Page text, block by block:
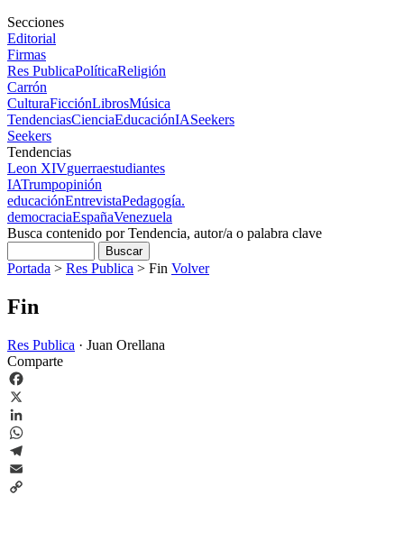
Secciones
Editorial
Firmas
Res PublicaPolíticaReligión
Carrón
CulturaFicciónLibrosMúsica
TendenciasCienciaEducaciónIASeekers
Seekers
Tendencias
Leon XIVguerraestudiantes
IATrumpopinión
educaciónEntrevistaPedagogía.
democraciaEspañaVenezuela
Busca contenido por Tendencia, autor/a o palabra clave
Portada > Res Publica > Fin Volver
Fin
Res Publica · Juan Orellana
Comparte
Facebook
X
LinkedIn
WhatsApp
Telegram
Email